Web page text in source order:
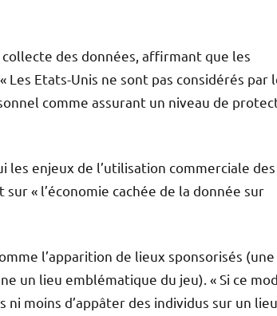
des données, affirmant que les
Etats-Unis ne sont pas considérés par
comme assurant un niveau de
les enjeux de l’utilisation commerciale des
« l’économie cachée de la donnée sur
l’apparition de lieux sponsorisés (une
un lieu emblématique du jeu). « Si ce
ni moins d’appâter des individus sur un lieu